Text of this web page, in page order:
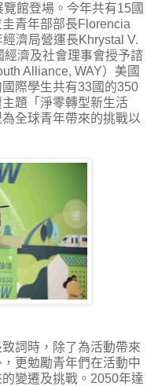
覽館登場。今年共有15國
青年部部長Florencia
濟局營運長Khrystal V.
濟及社會理事會授予諮
Alliance, WAY）美國
際學生共有33國的350
題「淨零轉型新生活
全球青年帶來的挑戰以
詞時，除了為活動帶來
更勉勵青年們在活動中
變遷及挑戰。2050年達